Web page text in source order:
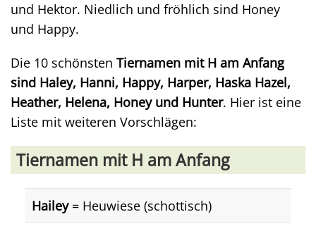
und Hektor. Niedlich und fröhlich sind Honey
und Happy.
Die 10 schönsten Tiernamen mit H am Anfang
sind Haley, Hanni, Happy, Harper, Haska Hazel,
Heather, Helena, Honey und Hunter. Hier ist eine
Liste mit weiteren Vorschlägen:
Tiernamen mit H am Anfang
Hailey= Heuwiese (schottisch)